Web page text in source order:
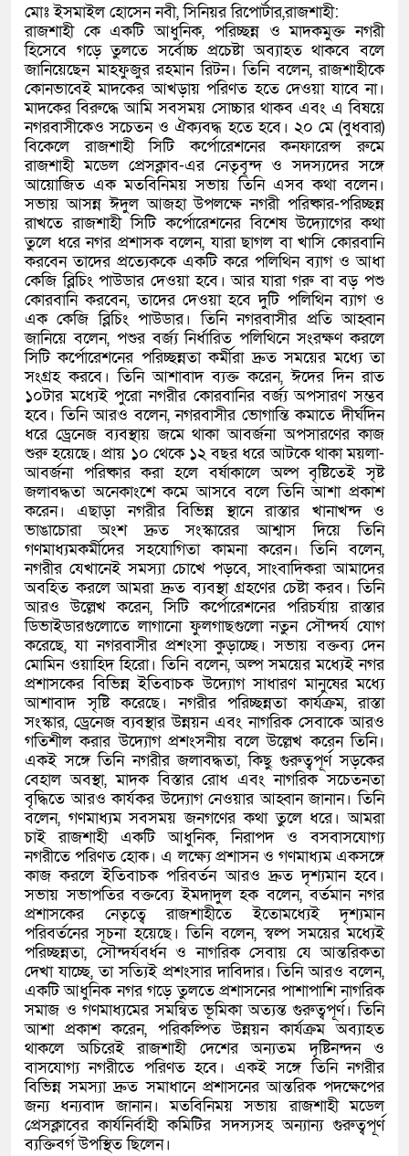
মোঃ ইসমাইল হোসেন নবী, সিনিয়র রিপোর্টার,রাজশাহী:
রাজশাহী কে একটি আধুনিক, পরিচ্ছন্ন ও মাদকমুক্ত নগরী
হিসেবে গড়ে তুলতে সর্বোচ্চ প্রচেষ্টা অব্যাহত থাকবে বলে
জানিয়েছেন মাহফুজুর রহমান রিটন। তিনি বলেন, রাজশাহীকে
কোনভাবেই মাদকের আখড়ায় পরিণত হতে দেওয়া যাবে না।
মাদকের বিরুদ্ধে আমি সবসময় সোচ্চার থাকব এবং এ বিষয়ে
নগরবাসীকেও সচেতন ও ঐক্যবদ্ধ হতে হবে। ২০ মে (বুধবার)
বিকেলে রাজশাহী সিটি কর্পোরেশনের কনফারেন্স রুমে
রাজশাহী মডেল প্রেসক্লাব-এর নেতৃবৃন্দ ও সদস্যদের সঙ্গে
আয়োজিত এক মতবিনিময় সভায় তিনি এসব কথা বলেন।
সভায় আসন্ন ঈদুল আজহা উপলক্ষে নগরী পরিষ্কার-পরিচ্ছন্ন
রাখতে রাজশাহী সিটি কর্পোরেশনের বিশেষ উদ্যোগের কথা
তুলে ধরে নগর প্রশাসক বলেন, যারা ছাগল বা খাসি কোরবানি
করবেন তাদের প্রত্যেককে একটি করে পলিথিন ব্যাগ ও আধা
কেজি ব্লিচিং পাউডার দেওয়া হবে। আর যারা গরু বা বড় পশু
কোরবানি করবেন, তাদের দেওয়া হবে দুটি পলিথিন ব্যাগ ও
এক কেজি ব্লিচিং পাউডার। তিনি নগরবাসীর প্রতি আহ্বান
জানিয়ে বলেন, পশুর বর্জ্য নির্ধারিত পলিথিনে সংরক্ষণ করলে
সিটি কর্পোরেশনের পরিচ্ছন্নতা কর্মীরা দ্রুত সময়ের মধ্যে তা
সংগ্রহ করবে। তিনি আশাবাদ ব্যক্ত করেন, ঈদের দিন রাত
১০টার মধ্যেই পুরো নগরীর কোরবানির বর্জ্য অপসারণ সম্ভব
হবে। তিনি আরও বলেন, নগরবাসীর ভোগান্তি কমাতে দীর্ঘদিন
ধরে ড্রেনেজ ব্যবস্থায় জমে থাকা আবর্জনা অপসারণের কাজ
শুরু হয়েছে। প্রায় ১০ থেকে ১২ বছর ধরে আটকে থাকা ময়লা-
আবর্জনা পরিষ্কার করা হলে বর্ষাকালে অল্প বৃষ্টিতেই সৃষ্ট
জলাবদ্ধতা অনেকাংশে কমে আসবে বলে তিনি আশা প্রকাশ
করেন। এছাড়া নগরীর বিভিন্ন স্থানে রাস্তার খানাখন্দ ও
ভাঙাচোরা অংশ দ্রুত সংস্কারের আশ্বাস দিয়ে তিনি
গণমাধ্যমকর্মীদের সহযোগিতা কামনা করেন। তিনি বলেন,
নগরীর যেখানেই সমস্যা চোখে পড়বে, সাংবাদিকরা আমাদের
অবহিত করলে আমরা দ্রুত ব্যবস্থা গ্রহণের চেষ্টা করব। তিনি
আরও উল্লেখ করেন, সিটি কর্পোরেশনের পরিচর্যায় রাস্তার
ডিভাইডারগুলোতে লাগানো ফুলগাছগুলো নতুন সৌন্দর্য যোগ
করেছে, যা নগরবাসীর প্রশংসা কুড়াচ্ছে। সভায় বক্তব্য দেন
মোমিন ওয়াহিদ হিরো। তিনি বলেন, অল্প সময়ের মধ্যেই নগর
প্রশাসকের বিভিন্ন ইতিবাচক উদ্যোগ সাধারণ মানুষের মধ্যে
আশাবাদ সৃষ্টি করেছে। নগরীর পরিচ্ছন্নতা কার্যক্রম, রাস্তা
সংস্কার, ড্রেনেজ ব্যবস্থার উন্নয়ন এবং নাগরিক সেবাকে আরও
গতিশীল করার উদ্যোগ প্রশংসনীয় বলে উল্লেখ করেন তিনি।
একই সঙ্গে তিনি নগরীর জলাবদ্ধতা, কিছু গুরুত্বপূর্ণ সড়কের
বেহাল অবস্থা, মাদক বিস্তার রোধ এবং নাগরিক সচেতনতা
বৃদ্ধিতে আরও কার্যকর উদ্যোগ নেওয়ার আহ্বান জানান। তিনি
বলেন, গণমাধ্যম সবসময় জনগণের কথা তুলে ধরে। আমরা
চাই রাজশাহী একটি আধুনিক, নিরাপদ ও বসবাসযোগ্য
নগরীতে পরিণত হোক। এ লক্ষ্যে প্রশাসন ও গণমাধ্যম একসঙ্গে
কাজ করলে ইতিবাচক পরিবর্তন আরও দ্রুত দৃশ্যমান হবে।
সভায় সভাপতির বক্তব্যে ইমদাদুল হক বলেন, বর্তমান নগর
প্রশাসকের নেতৃত্বে রাজশাহীতে ইতোমধ্যেই দৃশ্যমান
পরিবর্তনের সূচনা হয়েছে। তিনি বলেন, স্বল্প সময়ের মধ্যেই
পরিচ্ছন্নতা, সৌন্দর্যবর্ধন ও নাগরিক সেবায় যে আন্তরিকতা
দেখা যাচ্ছে, তা সত্যিই প্রশংসার দাবিদার। তিনি আরও বলেন,
একটি আধুনিক নগর গড়ে তুলতে প্রশাসনের পাশাপাশি নাগরিক
সমাজ ও গণমাধ্যমের সমন্বিত ভূমিকা অত্যন্ত গুরুত্বপূর্ণ। তিনি
আশা প্রকাশ করেন, পরিকল্পিত উন্নয়ন কার্যক্রম অব্যাহত
থাকলে অচিরেই রাজশাহী দেশের অন্যতম দৃষ্টিনন্দন ও
বাসযোগ্য নগরীতে পরিণত হবে। একই সঙ্গে তিনি নগরীর
বিভিন্ন সমস্যা দ্রুত সমাধানে প্রশাসনের আন্তরিক পদক্ষেপের
জন্য ধন্যবাদ জানান। মতবিনিময় সভায় রাজশাহী মডেল
প্রেসক্লাবের কার্যনির্বাহী কমিটির সদস্যসহ অন্যান্য গুরুত্বপূর্ণ
ব্যক্তিবর্গ উপস্থিত ছিলেন।